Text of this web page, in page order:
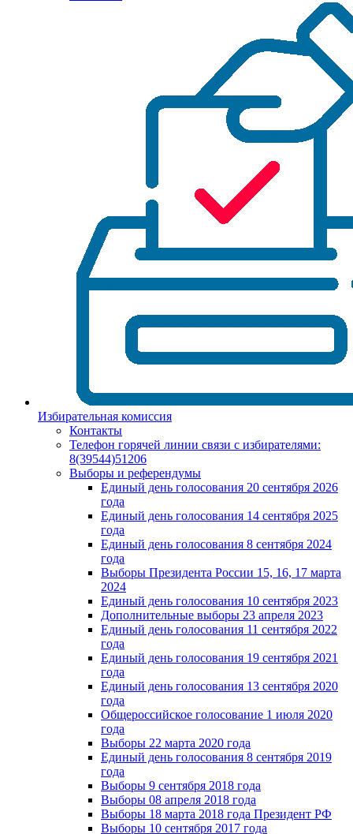
Избирательная комиссия
Контакты
Телефон горячей линии связи с избирателями:
8(39544)51206
Выборы и референдумы
Единый день голосования 20 сентября 2026
года
Единый день голосования 14 сентября 2025
года
Единый день голосования 8 сентября 2024
года
Выборы Президента России 15, 16, 17 марта
2024
Единый день голосования 10 сентября 2023
Дополнительные выборы 23 апреля 2023
Единый день голосования 11 сентября 2022
года
Единый день голосования 19 сентября 2021
года
Единый день голосования 13 сентября 2020
года
Общероссийское голосование 1 июля 2020
года
Выборы 22 марта 2020 года
Единый день голосования 8 сентября 2019
года
Выборы 9 сентября 2018 года
Выборы 08 апреля 2018 года
Выборы 18 марта 2018 года Президент РФ
Выборы 10 сентября 2017 года